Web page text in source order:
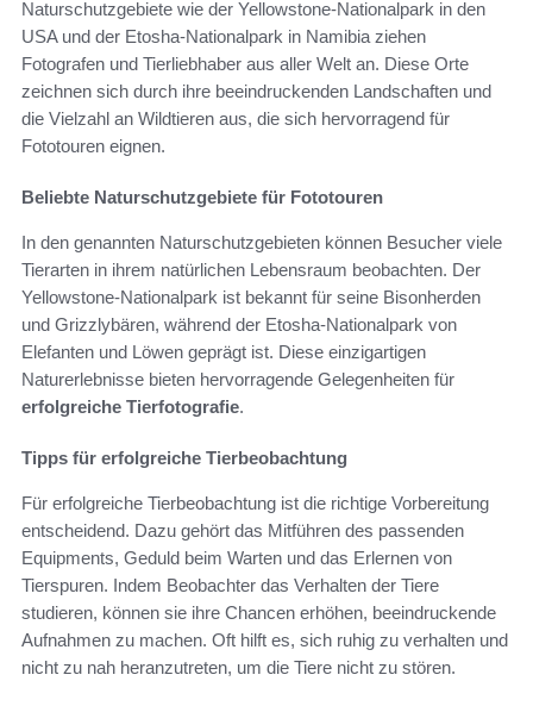
Naturschutzgebiete wie der Yellowstone-Nationalpark in den
USA und der Etosha-Nationalpark in Namibia ziehen
Fotografen und Tierliebhaber aus aller Welt an. Diese Orte
zeichnen sich durch ihre beeindruckenden Landschaften und
die Vielzahl an Wildtieren aus, die sich hervorragend für
Fototouren eignen.
Beliebte Naturschutzgebiete für Fototouren
In den genannten Naturschutzgebieten können Besucher viele
Tierarten in ihrem natürlichen Lebensraum beobachten. Der
Yellowstone-Nationalpark ist bekannt für seine Bisonherden
und Grizzlybären, während der Etosha-Nationalpark von
Elefanten und Löwen geprägt ist. Diese einzigartigen
Naturerlebnisse bieten hervorragende Gelegenheiten für
erfolgreiche Tierfotografie.
Tipps für erfolgreiche Tierbeobachtung
Für erfolgreiche Tierbeobachtung ist die richtige Vorbereitung
entscheidend. Dazu gehört das Mitführen des passenden
Equipments, Geduld beim Warten und das Erlernen von
Tierspuren. Indem Beobachter das Verhalten der Tiere
studieren, können sie ihre Chancen erhöhen, beeindruckende
Aufnahmen zu machen. Oft hilft es, sich ruhig zu verhalten und
nicht zu nah heranzutreten, um die Tiere nicht zu stören.